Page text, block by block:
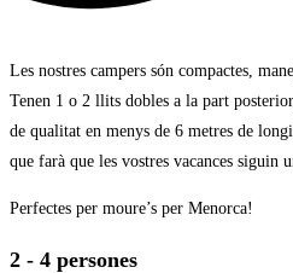
Les nostres campers són compactes,
Tenen 1 o 2 llits dobles a la part
de qualitat en menys de 6 metres de
que farà que les vostres vacances siguin
Perfectes per moure’s per Menorca!
2 - 4 persones